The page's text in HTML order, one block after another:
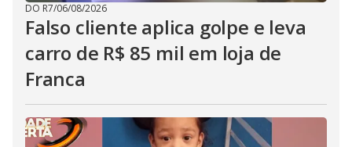
DO R7/06/08/2026
Falso cliente aplica golpe e leva
carro de R$ 85 mil em loja de
Franca